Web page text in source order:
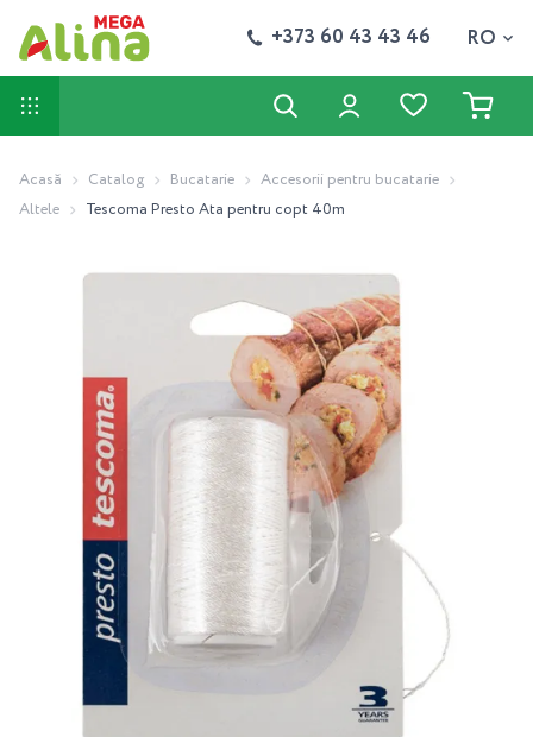
+373 60 43 43 46 RO
Acasă Catalog Bucatarie
Accesorii pentru bucatarie
Altele
Tescoma Presto Ata pentru copt 40m